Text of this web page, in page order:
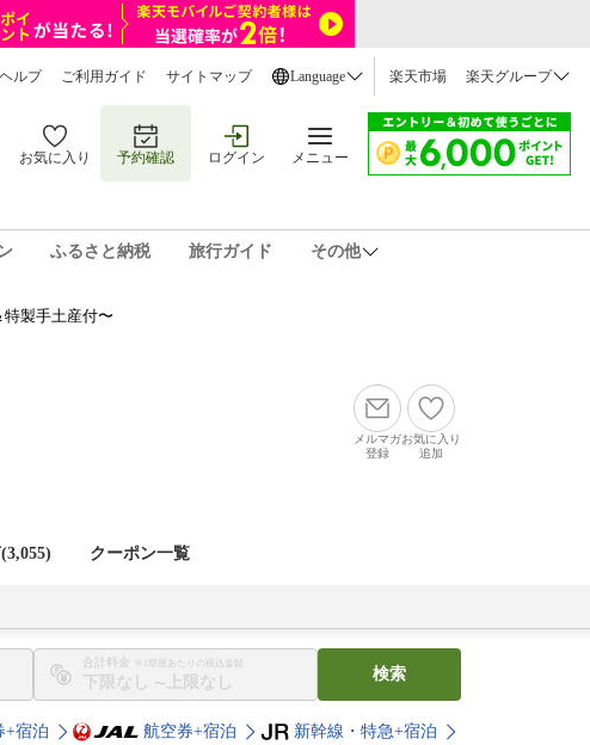
ヘルプ ご利用ガイド サイトマップ Language 楽天市場 楽天グループ
お気に入り 予約確認 ログイン メニュー
ふるさと納税 旅行ガイド その他
製手土産付〜
メルマガ
登録
お気に入り
追加
3,055) クーポン一覧
合計料金 ※1部屋あたりの税込金額
〜
検索
+宿泊 航空券+宿泊 新幹線・特急+宿泊